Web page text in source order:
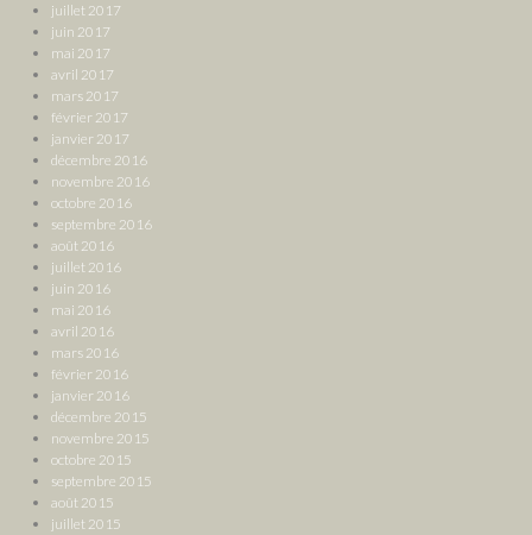
juillet 2017
juin 2017
mai 2017
avril 2017
mars 2017
février 2017
janvier 2017
décembre 2016
novembre 2016
octobre 2016
septembre 2016
août 2016
juillet 2016
juin 2016
mai 2016
avril 2016
mars 2016
février 2016
janvier 2016
décembre 2015
novembre 2015
octobre 2015
septembre 2015
août 2015
juillet 2015